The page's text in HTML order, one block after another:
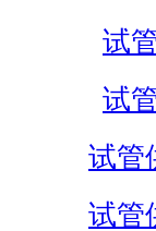
试
试
试管
试管